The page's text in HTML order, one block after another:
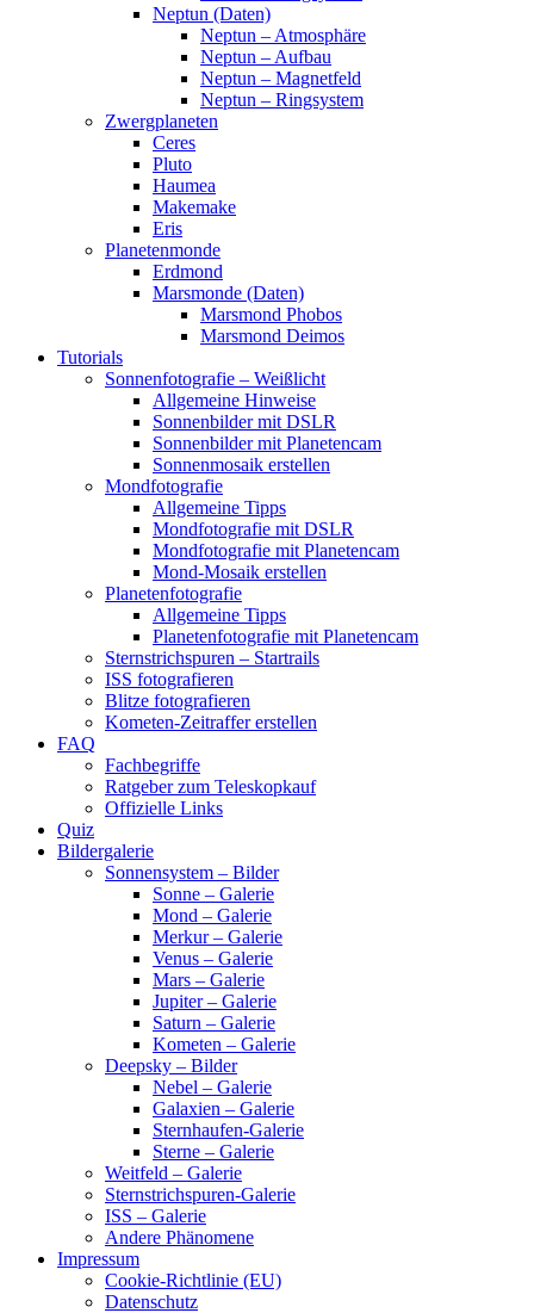
Neptun (Daten)
Neptun – Atmosphäre
Neptun – Aufbau
Neptun – Magnetfeld
Neptun – Ringsystem
Zwergplaneten
Ceres
Pluto
Haumea
Makemake
Eris
Planetenmonde
Erdmond
Marsmonde (Daten)
Marsmond Phobos
Marsmond Deimos
Tutorials
Sonnenfotografie – Weißlicht
Allgemeine Hinweise
Sonnenbilder mit DSLR
Sonnenbilder mit Planetencam
Sonnenmosaik erstellen
Mondfotografie
Allgemeine Tipps
Mondfotografie mit DSLR
Mondfotografie mit Planetencam
Mond-Mosaik erstellen
Planetenfotografie
Allgemeine Tipps
Planetenfotografie mit Planetencam
Sternstrichspuren – Startrails
ISS fotografieren
Blitze fotografieren
Kometen-Zeitraffer erstellen
FAQ
Fachbegriffe
Ratgeber zum Teleskopkauf
Offizielle Links
Quiz
Bildergalerie
Sonnensystem – Bilder
Sonne – Galerie
Mond – Galerie
Merkur – Galerie
Venus – Galerie
Mars – Galerie
Jupiter – Galerie
Saturn – Galerie
Kometen – Galerie
Deepsky – Bilder
Nebel – Galerie
Galaxien – Galerie
Sternhaufen-Galerie
Sterne – Galerie
Weitfeld – Galerie
Sternstrichspuren-Galerie
ISS – Galerie
Andere Phänomene
Impressum
Cookie-Richtlinie (EU)
Datenschutz